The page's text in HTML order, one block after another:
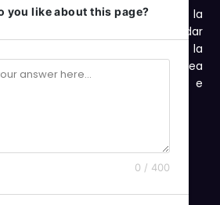
buscamos motivar a la
con el compromiso de dar
periodísticas a la
y medioambiente que sea
forma de visibilizarla e
you like about this page?
0 / 400